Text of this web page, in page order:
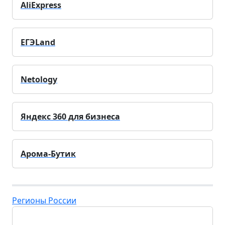
AliExpress
ЕГЭLand
Netology
Яндекс 360 для бизнеса
Арома-Бутик
Регионы России